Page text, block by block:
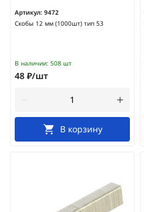
Артикул: 9472
Скобы 12 мм (1000шт) тип 53
В наличии: 508 шт
48 ₽/шт
В корзину